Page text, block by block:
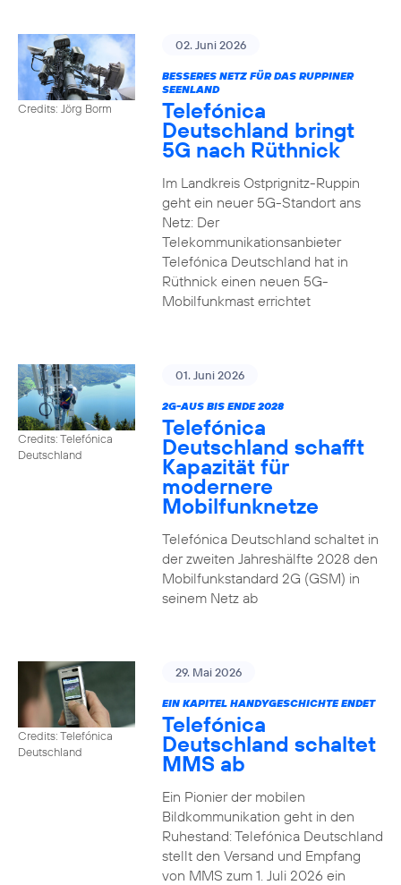
Credits: Jörg Borm
02. Juni 2026
BESSERES NETZ FÜR DAS RUPPINER
SEENLAND
Telefónica
Deutschland bringt
5G nach Rüthnick
Im Landkreis Ostprignitz-Ruppin
geht ein neuer 5G-Standort ans
Netz: Der
Telekommunikationsanbieter
Telefónica Deutschland hat in
Rüthnick einen neuen 5G-
Mobilfunkmast errichtet
Credits: Telefónica
Deutschland
01. Juni 2026
2G-AUS BIS ENDE 2028
Telefónica
Deutschland schafft
Kapazität für
modernere
Mobilfunknetze
Telefónica Deutschland schaltet in
der zweiten Jahreshälfte 2028 den
Mobilfunkstandard 2G (GSM) in
seinem Netz ab
Credits: Telefónica
Deutschland
29. Mai 2026
EIN KAPITEL HANDYGESCHICHTE ENDET
Telefónica
Deutschland schaltet
MMS ab
Ein Pionier der mobilen
Bildkommunikation geht in den
Ruhestand: Telefónica Deutschland
stellt den Versand und Empfang
von MMS zum 1. Juli 2026 ein